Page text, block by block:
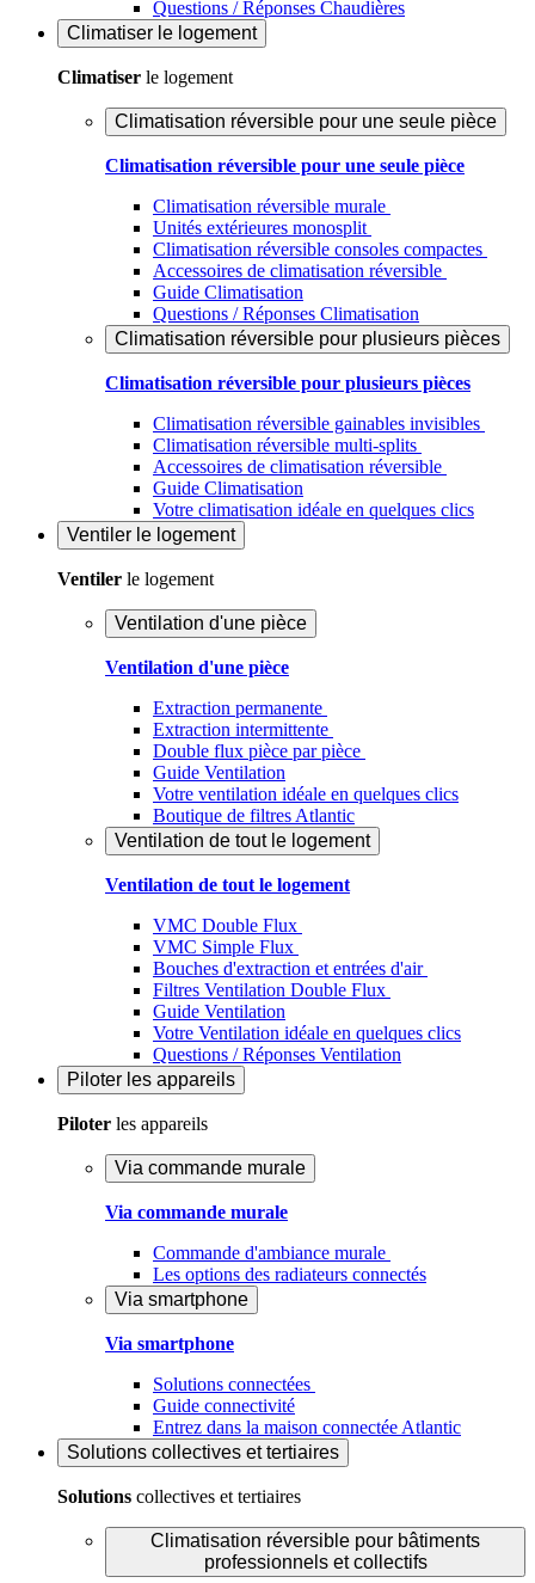
Questions / Réponses Chaudières
Climatiser le logement
Climatiser le logement
Climatisation réversible pour une seule pièce
Climatisation réversible pour une seule pièce
Climatisation réversible murale
Unités extérieures monosplit
Climatisation réversible consoles compactes
Accessoires de climatisation réversible
Guide Climatisation
Questions / Réponses Climatisation
Climatisation réversible pour plusieurs pièces
Climatisation réversible pour plusieurs pièces
Climatisation réversible gainables invisibles
Climatisation réversible multi-splits
Accessoires de climatisation réversible
Guide Climatisation
Votre climatisation idéale en quelques clics
Ventiler le logement
Ventiler le logement
Ventilation d'une pièce
Ventilation d'une pièce
Extraction permanente
Extraction intermittente
Double flux pièce par pièce
Guide Ventilation
Votre ventilation idéale en quelques clics
Boutique de filtres Atlantic
Ventilation de tout le logement
Ventilation de tout le logement
VMC Double Flux
VMC Simple Flux
Bouches d'extraction et entrées d'air
Filtres Ventilation Double Flux
Guide Ventilation
Votre Ventilation idéale en quelques clics
Questions / Réponses Ventilation
Piloter les appareils
Piloter les appareils
Via commande murale
Via commande murale
Commande d'ambiance murale
Les options des radiateurs connectés
Via smartphone
Via smartphone
Solutions connectées
Guide connectivité
Entrez dans la maison connectée Atlantic
Solutions collectives et tertiaires
Solutions collectives et tertiaires
Climatisation réversible pour bâtiments
professionnels et collectifs